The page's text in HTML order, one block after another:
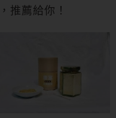
推薦給你！